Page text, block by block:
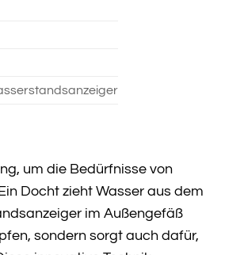
um die Bedürfnisse von
Docht zieht Wasser aus dem
im Außengefäß
sondern sorgt auch dafür,